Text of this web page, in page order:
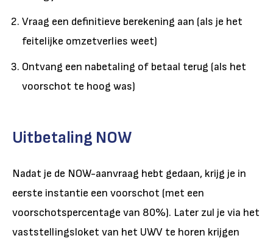
Vraag een definitieve berekening aan (als je het
feitelijke omzetverlies weet)
Ontvang een nabetaling of betaal terug (als het
voorschot te hoog was)
Uitbetaling NOW
Nadat je de NOW-aanvraag hebt gedaan, krijg je in
eerste instantie een voorschot (met een
voorschotspercentage van 80%). Later zul je via het
vaststellingsloket van het UWV te horen krijgen